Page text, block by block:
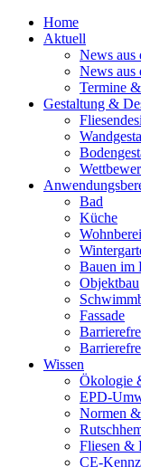
Home
Aktuell
News aus
News aus
Termine
Gestaltung &
Bad
Küche
Bauen im
Objektbau
Fassade
Wissen
Ökologie
EPD-
Normen
Fliesen &
CE-